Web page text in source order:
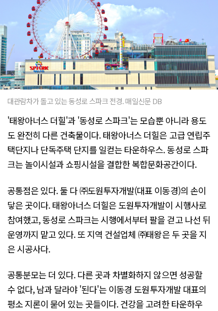
대관람차가 돌고 있는 동성로 스파크 전경. 매일신문 DB
'태왕아너스 더힐'과 '동성로 스파크'는 모습뿐 아니라 용도
도 완전히 다른 건축물이다. 태왕아너스 더힐은 고급 연립주
택단지나 단독주택 단지를 일컫는 타운하우스. 동성로 스파
크는 놀이시설과 쇼핑시설을 결합한 복합문화공간이다.
공통점은 있다. 둘 다 ㈜도원투자개발(대표 이동경)의 손이
닿은 곳이다. 태왕아너스 더힐은 도원투자개발이 시행사로
참여했고, 동성로 스파크는 시행에서부터 팔을 걷고 나선 뒤
운영까지 맡고 있다. 또 지역 건설업체 ㈜태왕은 두 곳을 지
은 시공사다.
공통분모는 더 있다. 다른 곳과 차별화하지 않으면 성공할
수 없다, 남과 달라야 '된다'는 이동경 도원투자개발 대표의
평소 지론이 묻어 있는 곳들이다. 건강을 고려한 타운하우